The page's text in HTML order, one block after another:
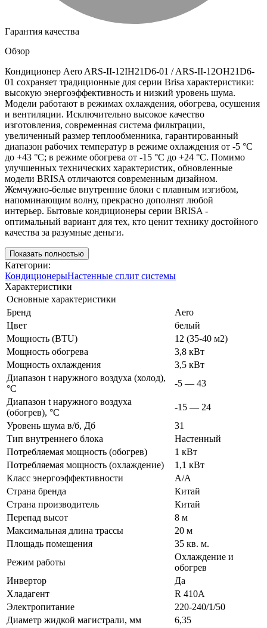
Гарантия качества
Обзор
Кондиционер Aero ARS-II-12IH21D6-01 / ARS-II-12OH21D6-
01 сохраняет традиционные для серии Brisa характеристики:
высокую энергоэффективность и низкий уровень шума.
Модели работают в режимах охлаждения, обогрева, осушения
и вентиляции. Исключительно высокое качество
изготовления, современная система фильтрации,
увеличенный размер теплообменника, гарантированный
диапазон рабочих температур в режиме охлаждения от -5 °С
до +43 °С; в режиме обогрева от -15 °С до +24 °С. Помимо
улучшенных технических характеристик, обновленные
модели BRISA отличаются современным дизайном.
Жемчужно-белые внутренние блоки с плавным изгибом,
напоминающим волну, прекрасно дополнят любой
интерьер. Бытовые кондиционеры серии BRISA -
оптимальный вариант для тех, кто ценит технику достойного
качества за разумные деньги.
Показать полностью
Категории:
КондиционерыНастенные сплит системы
Характеристики
Основные характеристики
Бренд
Aero
Цвет
белый
Мощность (BTU)
12 (35-40 м2)
Мощность обогрева
3,8 кВт
Мощность охлаждения
3,5 кВт
Диапазон t наружного воздуха (холод),
°C
-5 — 43
Диапазон t наружного воздуха
(обогрев), °C
-15 — 24
Уровень шума в/б, Дб
31
Тип внутреннего блока
Настенный
Потребляемая мощность (обогрев)
1 кВт
Потребляемая мощность (охлаждение)
1,1 кВт
Класс энергоэффективности
A/A
Страна бренда
Китай
Страна производитель
Китай
Перепад высот
8 м
Максимальная длина трассы
20 м
Площадь помещения
35 кв. м.
Режим работы
Охлаждение и
обогрев
Инвертор
Да
Хладагент
R 410A
Электропитание
220-240/1/50
Диаметр жидкой магистрали, мм
6,35